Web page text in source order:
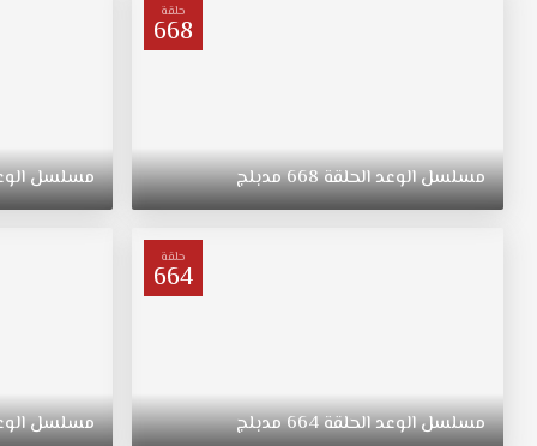
حلقة
668
مسلسلالوعدالحلقة668مدبلج مسلسل
حلقة
664
مسلسلالوعدالحلقة664مدبلج مسلسل